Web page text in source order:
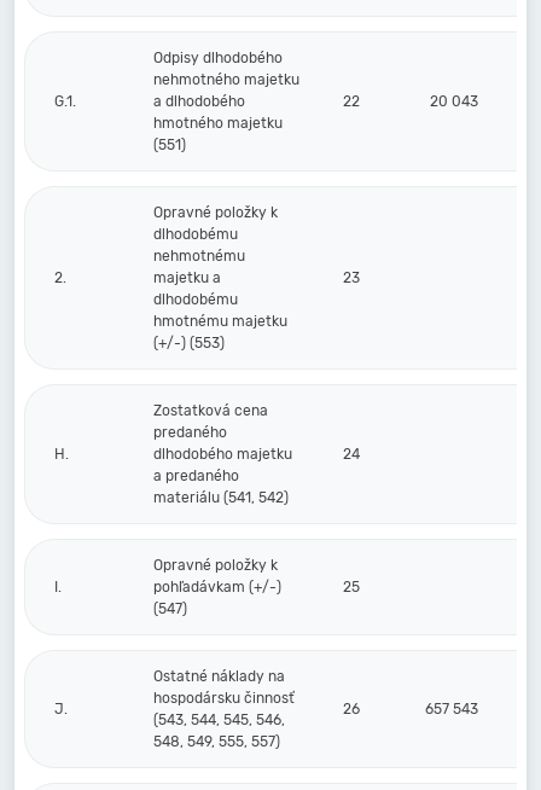
G.1.
Odpisy dlhodobého
nehmotného majetku
a dlhodobého
hmotného majetku
(551)
22 20 043
2.
Opravné položky k
dlhodobému
nehmotnému
majetku a
dlhodobému
hmotnému majetku
(+/-) (553)
23
H.
Zostatková cena
predaného
dlhodobého majetku
a predaného
materiálu (541, 542)
24
I.
Opravné položky k
pohľadávkam (+/-)
(547)
25
J.
Ostatné náklady na
hospodársku činnosť
(543, 544, 545, 546,
548, 549, 555, 557)
26 657 543